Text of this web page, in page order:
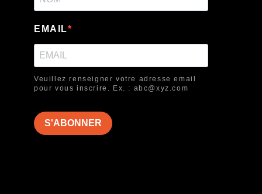
EMAIL
Veuillez renseigner votre adresse email
pour vous inscrire. Ex. : abc@xyz.com
S'ABONNER